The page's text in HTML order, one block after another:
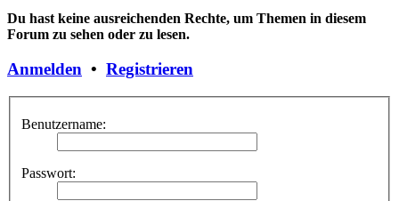
Du hast keine ausreichenden Rechte, um Themen in diesem
Forum zu sehen oder zu lesen.
Anmelden • Registrieren
Benutzername:
Passwort: